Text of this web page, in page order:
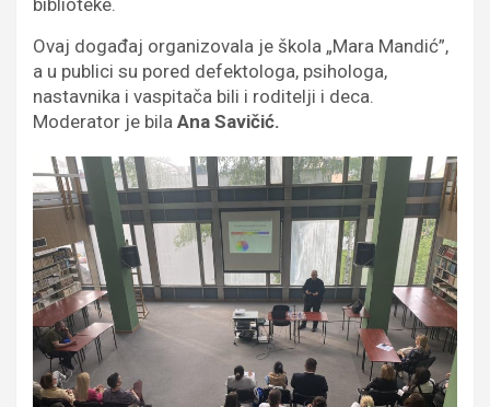
Ovaj događaj organizovala je škola „Mara Mandić”,
a u publici su pored defektologa, psihologa,
nastavnika i vaspitača bili i roditelji i deca.
Moderator je bila Ana Savičić.